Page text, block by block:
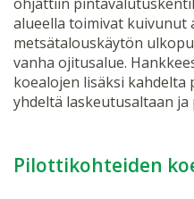
alueella toimivat kuivunut
metsätalouskäytön
vanha ojitusalue.
koealojen lisäksi
yhdeltä laskeutusaltaan
Pilottikohteiden